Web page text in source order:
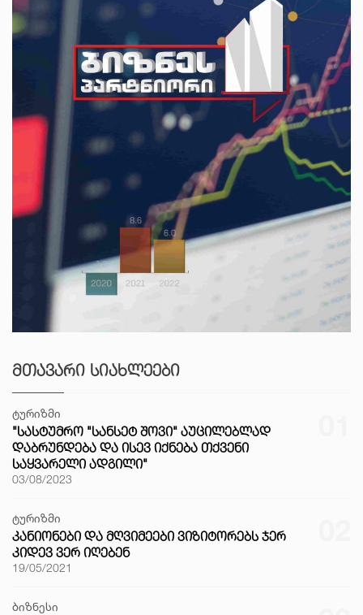
ᲛᲗᲐᲕᲐᲠᲘ ᲡᲘᲐᲮᲚᲔᲔᲑᲘ
ტურიზმი
"ᲡᲐᲡᲢᲣᲛᲠᲝ "ᲡᲐᲜᲡᲔᲢ ᲨᲝᲕᲘ" ᲐᲣᲪᲘᲚᲔᲑᲚᲐᲓ
ᲓᲐᲑᲠᲣᲜᲓᲔᲑᲐ ᲓᲐ ᲘᲡᲔᲕ ᲘᲥᲜᲔᲑᲐ ᲗᲥᲕᲔᲜᲘ
ᲡᲐᲧᲕᲐᲠᲔᲚᲘ ᲐᲓᲒᲘᲚᲘ"
03/08/2023
ტურიზმი
ᲙᲐᲜᲘᲝᲜᲔᲑᲘ ᲓᲐ ᲛᲦᲕᲘᲛᲔᲔᲑᲘ ᲕᲘᲖᲘᲢᲝᲠᲔᲑᲡ ᲯᲔᲠ
ᲙᲘᲓᲔᲕ ᲕᲔᲠ ᲘᲦᲔᲑᲔᲜ
19/05/2021
ბიზნესი